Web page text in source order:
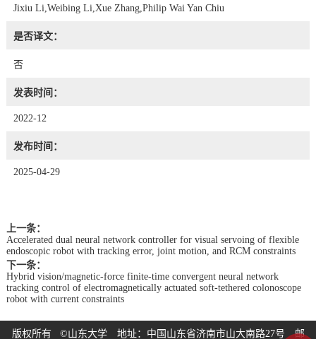
Jixiu Li,Weibing Li,Xue Zhang,Philip Wai Yan Chiu
是否译文：
否
发表时间：
2022-12
发布时间：
2025-04-29
上一条：
Accelerated dual neural network controller for visual servoing of flexible
endoscopic robot with tracking error, joint motion, and RCM constraints
下一条：
Hybrid vision/magnetic-force finite-time convergent neural network
tracking control of electromagnetically actuated soft-tethered colonoscope
robot with current constraints
版权所有 ©山东大学 地址：中国山东省济南市山大南路27号 邮